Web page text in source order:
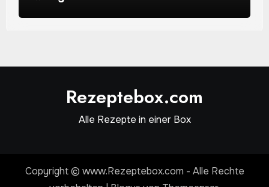
Rezeptebox.com
Alle Rezepte in einer Box
Copyright © www.Rezeptebox.com - Alle Rechte